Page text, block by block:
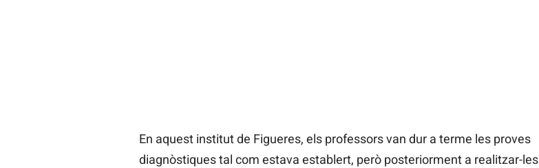
En aquest institut de Figueres, els professors van dur a terme les proves
diagnòstiques tal com estava establert, però posteriorment a realitzar-les